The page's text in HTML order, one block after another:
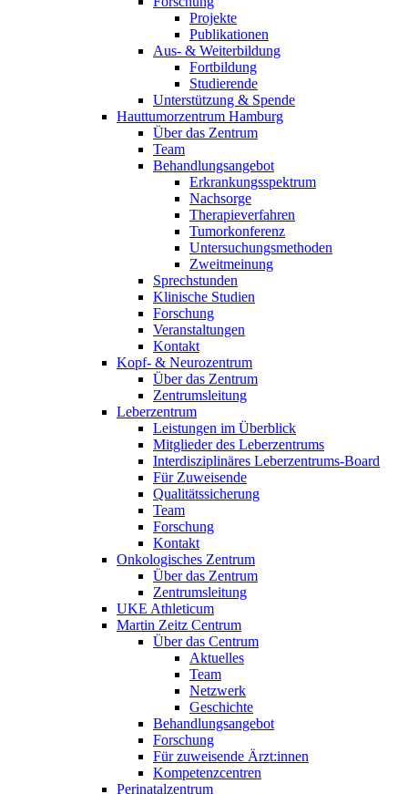
Projekte
Publikationen
Aus- & Weiterbildung
Fortbildung
Studierende
Unterstützung & Spende
Hauttumorzentrum Hamburg
Über das Zentrum
Team
Behandlungsangebot
Erkrankungsspektrum
Nachsorge
Therapieverfahren
Tumorkonferenz
Untersuchungsmethoden
Zweitmeinung
Sprechstunden
Klinische Studien
Forschung
Veranstaltungen
Kontakt
Kopf- & Neurozentrum
Über das Zentrum
Zentrumsleitung
Leberzentrum
Leistungen im Überblick
Mitglieder des Leberzentrums
Interdisziplinäres Leberzentrums-Board
Für Zuweisende
Qualitätssicherung
Team
Forschung
Kontakt
Onkologisches Zentrum
Über das Zentrum
Zentrumsleitung
UKE Athleticum
Martin Zeitz Centrum
Über das Centrum
Aktuelles
Team
Netzwerk
Geschichte
Behandlungsangebot
Forschung
Für zuweisende Ärzt:innen
Kompetenzcentren
Perinatalzentrum